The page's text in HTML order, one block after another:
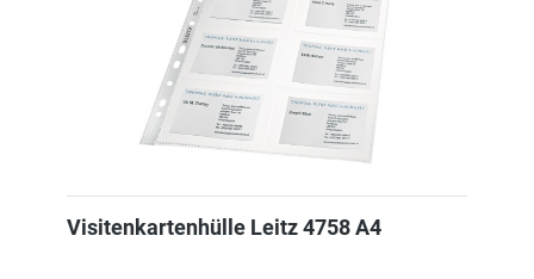
Visitenkartenhülle Leitz 4758 A4